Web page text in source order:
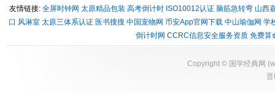
友情链接: 全屏时钟网 太原精品包装 高考倒计时 ISO10012认证 脑筋急转弯 山西
口 风淋室 太原三体系认证 医书搜搜 中国宠物网 币安App官网下载 中山瑜伽网 学
倒计时网 CCRC信息安全服务资质 免费算
Copyright © 国学经典网 (